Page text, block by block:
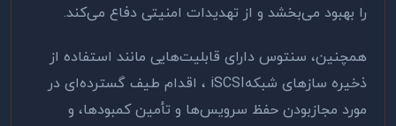
را بهبود می‌بخشد و از تهدیدات امنیتی دفاع می‌کند.
همچنین، سنتوس دارای قابلیت‌هایی مانند استفاده از
ذخیره سازهای شبکهiSCSI ، اقدام طیف گسترده‌ای در
مورد مجازبودن حفظ سرویس‌ها و تأمین کمبودها، و